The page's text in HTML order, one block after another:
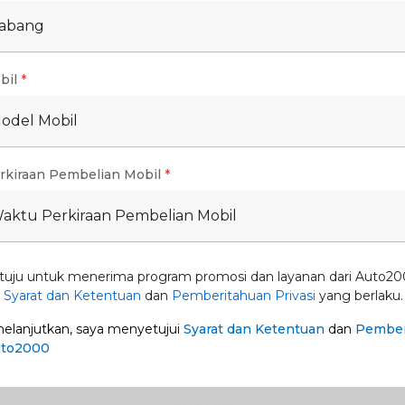
bertekanan karena akan merobek
terbuang. Tapi kalau sudah terlalu kotor
bengkel Auto2000 untuk menggantinya dengan
terletak di belakang gril mobil. Gunakan air
menempel. Tapi arah semprotan harus
sirip tersebut.
tertutup, jadi sangat kecil kemungkinan habis.
sehingga perlahan freon habis. Untuk itu,
*
Mobil
Pembelian Mobil *
Perkiraan Pembelian Mobil
untuk menerima program promosi dan layanan dari
Syarat dan Ketentuan dan Pemberitahuan Privasi yang berlaku.
saya menyetujui Syarat dan Ketentuan dan